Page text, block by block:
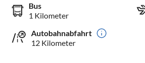
Bus
1 Kilometer
Autobahnabfahrt
12 Kilometer